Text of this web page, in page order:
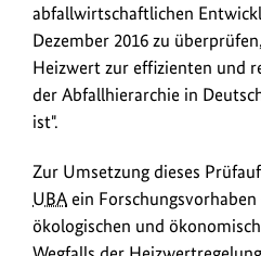
abfallwirtschaftlichen
Dezember 2016 zu
Heizwert zur effizienten und
der Abfallhierarchie in
ist".
Zur Umsetzung dieses
UBA ein
ökologischen und